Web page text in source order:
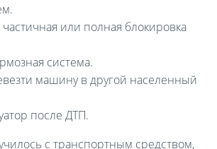
или полная блокировка
система.
машину в другой населенный
после ДТП.
с транспортным средством,